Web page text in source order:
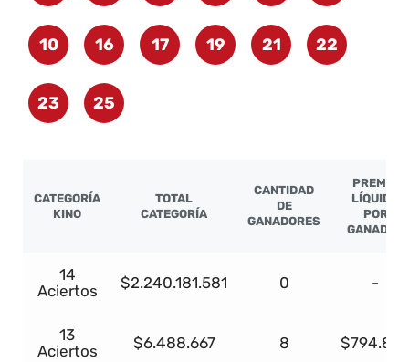
10 16 17 19 21 22
23 25
CATEGORÍA
KINO
TOTAL
CATEGORÍA
CANTIDAD
DE
GANADORES
PREMIO
LÍQUIDO
POR
GANADOR
14
Aciertos
$2.240.181.581 0 -
13
Aciertos
$6.488.667 8 $794.862